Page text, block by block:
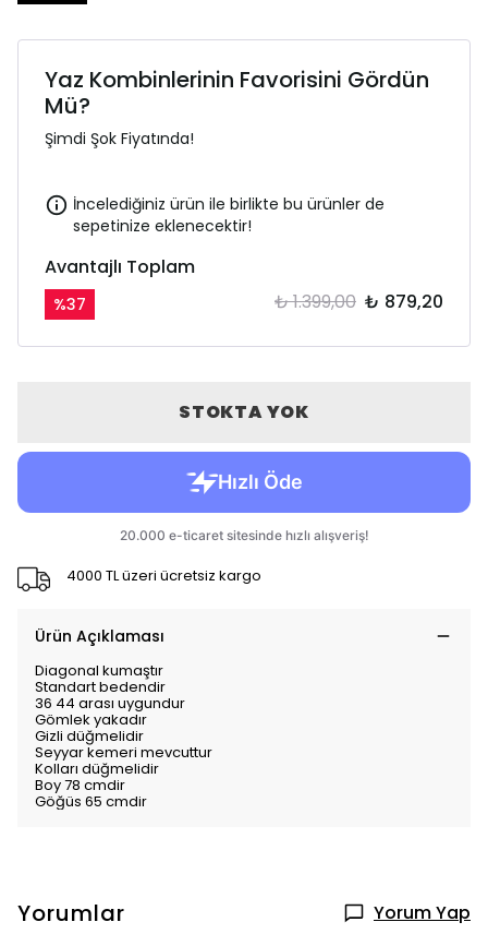
Yaz Kombinlerinin Favorisini Gördün
Mü?
Şimdi Şok Fiyatında!
İncelediğiniz ürün ile birlikte bu ürünler de
sepetinize eklenecektir!
Avantajlı Toplam
%37 ₺ 1.399,00 ₺ 879,20
STOKTA YOK
4000 TL üzeri ücretsiz kargo
Ürün Açıklaması
Diagonal kumaştır
Standart bedendir
36 44 arası uygundur
Gömlek yakadır
Gizli düğmelidir
Seyyar kemeri mevcuttur
Kolları düğmelidir
Boy 78 cmdir
Göğüs 65 cmdir
Yorumlar Yorum Yap